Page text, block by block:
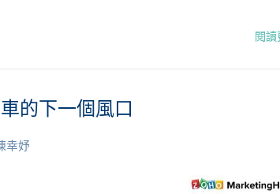
閱讀
的下一個風口
幸妤